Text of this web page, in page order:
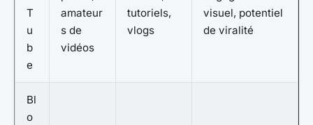
T
u
b
e
amateur
s de
vidéos
tutoriels,
vlogs
visuel, potentiel
de viralité
Bl
o